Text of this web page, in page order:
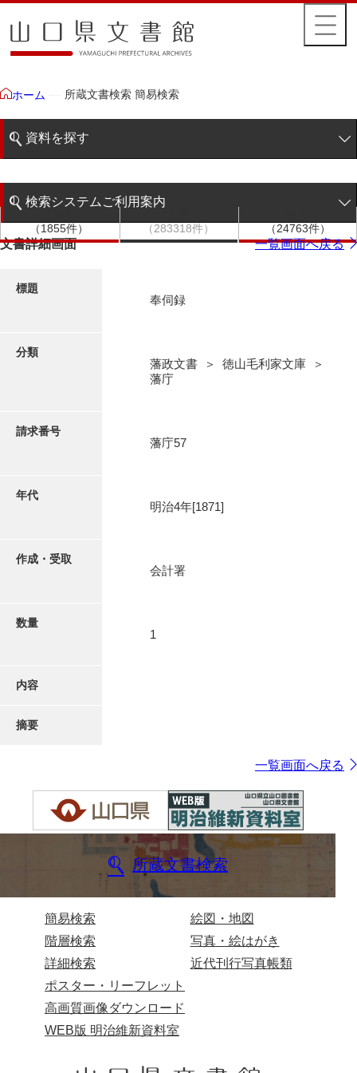
ホーム 所蔵文書検索 簡易検索
資料を探す
階層検索
写真・絵はがき
検索システムご利用案内
検索システムの利用について
（1855件）
（283318件）
（24763件）
文書詳細画面 一覧画面へ戻る
標題
奉伺録
分類
藩政文書 ＞ 徳山毛利家文庫 ＞
藩庁
請求番号
藩庁57
年代
明治4年[1871]
作成・受取
会計署
数量
1
内容
摘要
一覧画面へ戻る
所蔵文書検索
簡易検索
階層検索
詳細検索
絵図・地図
写真・絵はがき
近代刊行写真帳類
ポスター・リーフレット
高画質画像ダウンロード
WEB版 明治維新資料室